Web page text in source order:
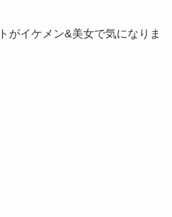
がイケメン&美女で気になりま